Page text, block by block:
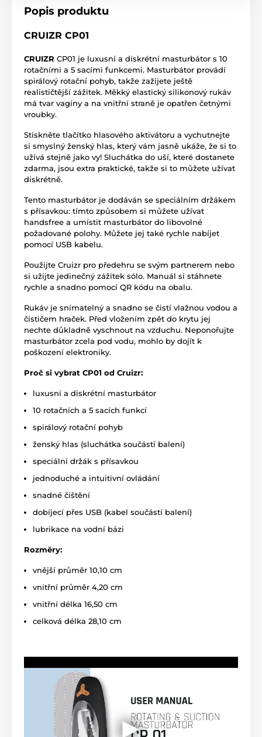
Popis produktu
CRUIZR CP01
CRUIZR CP01 je luxusní a diskrétní masturbátor s 10
rotačními a 5 sacími funkcemi. Masturbátor provádí
spirálový rotační pohyb, takže zažijete ještě
realističtější zážitek. Měkký elastický silikonový rukáv
má tvar vagíny a na vnitřní straně je opatřen četnými
vroubky.
Stiskněte tlačítko hlasového aktivátoru a vychutnejte
si smyslný ženský hlas, který vám jasně ukáže, že si to
užívá stejně jako vy! Sluchátka do uší, které dostanete
zdarma, jsou extra praktické, takže si to můžete užívat
diskrétně.
Tento masturbátor je dodáván se speciálním držákem
s přísavkou: tímto způsobem si můžete užívat
handsfree a umístit masturbátor do libovolné
požadované polohy. Můžete jej také rychle nabíjet
pomocí USB kabelu.
Použijte Cruizr pro předehru se svým partnerem nebo
si užijte jedinečný zážitek sólo. Manuál si stáhnete
rychle a snadno pomocí QR kódu na obalu.
Rukáv je snímatelný a snadno se čistí vlažnou vodou a
čističem hraček. Před vložením zpět do krytu jej
nechte důkladně vyschnout na vzduchu. Neponořujte
masturbátor zcela pod vodu, mohlo by dojít k
poškození elektroniky.
Proč si vybrat CP01 od Cruizr:
luxusní a diskrétní masturbátor
10 rotačních a 5 sacích funkcí
spirálový rotační pohyb
ženský hlas (sluchátka součástí balení)
speciální držák s přísavkou
jednoduché a intuitivní ovládání
snadné čištění
dobíjecí přes USB (kabel součástí balení)
lubrikace na vodní bázi
Rozměry:
vnější průměr 10,10 cm
vnitřní průměr 4,20 cm
vnitřní délka 16,50 cm
celková délka 28,10 cm